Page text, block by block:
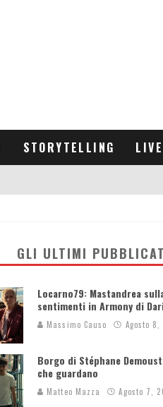
STORYTELLING LIVE
GLI ULTIMI
Locarno79: Mastandrea
sentimenti in Armony di
Massimo Causo Agosto 8,
Borgo di Stéphane
che guardano
Matteo Mazza Agosto 7,